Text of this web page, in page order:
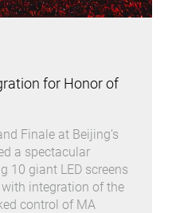
for Honor of
Finale at Beijing’s
a spectacular
10 giant LED screens
integration of the
control of MA